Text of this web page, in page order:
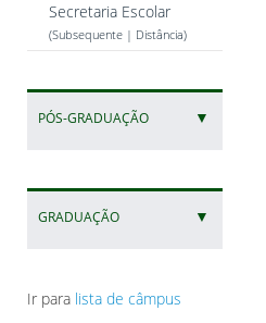
Secretaria Escolar
(Subsequente | Distância)
PÓS-GRADUAÇÃO ▼
GRADUAÇÃO ▼
Ir para lista de câmpus